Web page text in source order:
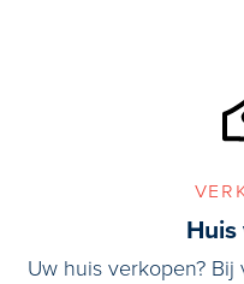
Uw huis verkopen?